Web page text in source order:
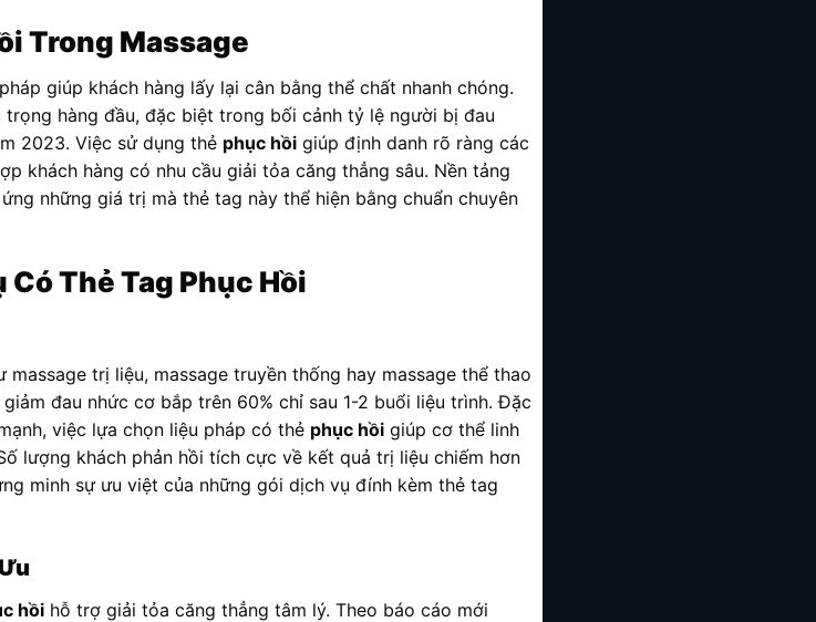
Trong Massage
giúp khách hàng lấy lại cân bằng thể chất nhanh chóng.
hàng đầu, đặc biệt trong bối cảnh tỷ lệ người bị đau
2023. Việc sử dụng thẻ phục hồi giúp định danh rõ ràng các
khách hàng có nhu cầu giải tỏa căng thẳng sâu. Nền tảng
những giá trị mà thẻ tag này thể hiện bằng chuẩn chuyên
Thẻ Tag Phục Hồi
massage trị liệu, massage truyền thống hay massage thể thao
đau nhức cơ bắp trên 60% chỉ sau 1-2 buổi liệu trình. Đặc
việc lựa chọn liệu pháp có thẻ phục hồi giúp cơ thể linh
lượng khách phản hồi tích cực về kết quả trị liệu chiếm hơn
minh sự ưu việt của những gói dịch vụ đính kèm thẻ tag
hồi hỗ trợ giải tỏa căng thẳng tâm lý. Theo báo cáo mới